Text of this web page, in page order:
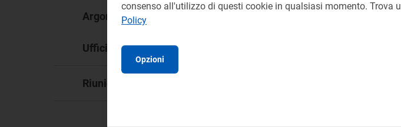
Argomento: Regolazione tariffaria
Ufficio responsabile:
Riunione:
consenso all'utilizzo di questi cookie in qualsiasi momento.
Policy
Opzioni